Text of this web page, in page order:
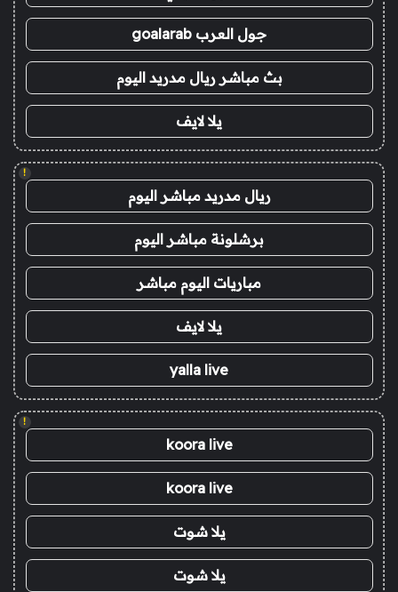
جول العرب goalarab
بث مباشر ريال مدريد اليوم
يلا لايف
!
ريال مدريد مباشر اليوم
برشلونة مباشر اليوم
مباريات اليوم مباشر
يلا لايف
yalla live
!
koora live
koora live
يلا شوت
يلا شوت